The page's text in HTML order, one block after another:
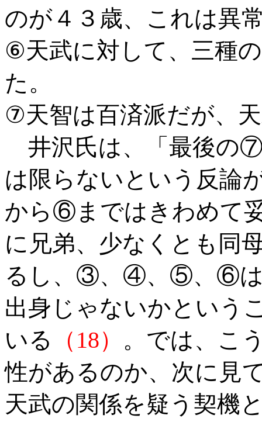
のが４３歳、これは異
⑥天武に対して、三種
た。
⑦天智は百済派だが、
井沢氏は、「最後の
は限らないという反論
から⑥まではきわめて
に兄弟、少なくとも同
るし、③、④、⑤、⑥は
出身じゃないかという
いる
（18） 。では、こ
性があるのか、次に見
天武の関係を疑う契機